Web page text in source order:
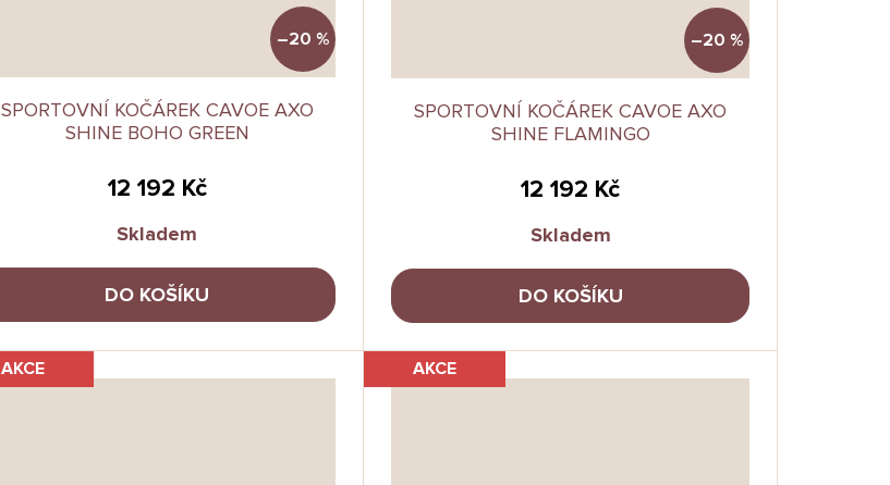
–20 %
SPORTOVNÍ KOČÁREK CAVOE AXO
SHINE BOHO GREEN
12 192 Kč
Skladem
DO KOŠÍKU
–20 %
SPORTOVNÍ KOČÁREK CAVOE AXO
SHINE FLAMINGO
12 192 Kč
Skladem
DO KOŠÍKU
AKCE AKCE